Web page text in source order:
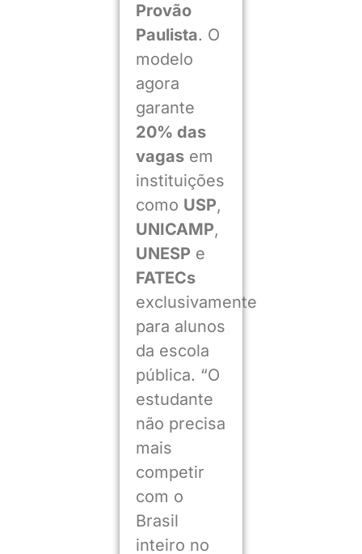
Provão
Paulista. O
modelo
agora
garante
20% das
vagasem
instituições
como USP,
UNICAMP,
UNESP e
FATECs
exclusivamente
para alunos
da escola
pública. “O
estudante
não precisa
mais
competir
com o
Brasil
inteiro no